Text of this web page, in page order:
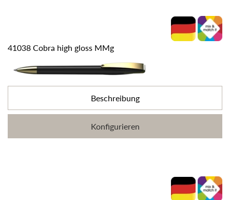
41038 Cobra high gloss MMg
Beschreibung
Konfigurieren